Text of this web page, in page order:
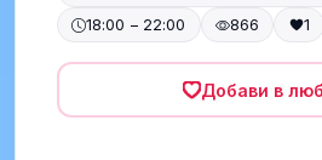
18:00 – 22:00
866 1
Добави в